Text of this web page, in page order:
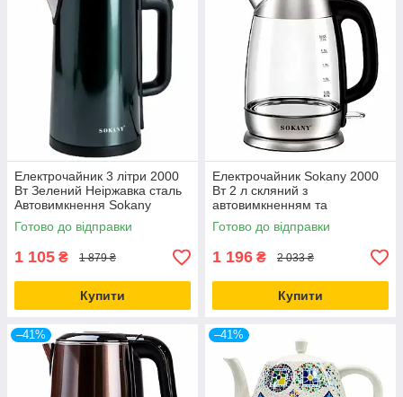
Електрочайник 3 літри 2000
Вт Зелений Неіржавка сталь
Автовимкнення Sokany
Готово до відправки
1 105 ₴ 1 879 ₴
Купити
Електрочайник Sokany 2000
Вт 2 л скляний з
автовимкненням та
індикатором рівня води
Готово до відправки
1 196 ₴ 2 033 ₴
Купити
–41% –41%